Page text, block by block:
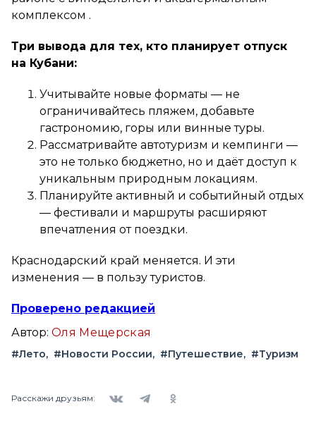
комплексом .
Три вывода для тех, кто планирует отпуск
на Кубани:
Учитывайте новые форматы — не
ограничивайтесь пляжем, добавьте
гастрономию, горы или винные туры.
Рассматривайте автотуризм и кемпинги —
это не только бюджетно, но и даёт доступ к
уникальным природным локациям.
Планируйте активный и событийный отдых
— фестивали и маршруты расширяют
впечатления от поездки.
Краснодарский край меняется. И эти
изменения — в пользу туристов.
Проверено редакцией
Автор: Оля Мещерская
#Лето #Новости России #Путешествие #Туризм
Расскажи друзьям: